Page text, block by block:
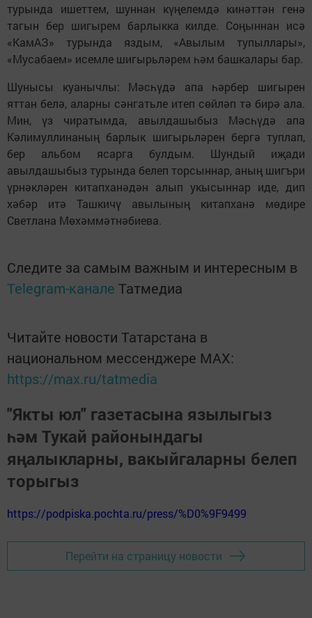
турында ишеттем, шуннан күңелемдә кинәттән генә
тагын бер шигырем барлыкка килде. Соңыннан исә
«КамАЗ» турында яздым, «Авылым тупыллары»,
«Мусабаем» исемле шигырьләрем һәм башкалары бар.
Шунысы куанычлы: Мәсһүдә апа һәрбер шигырен
яттан белә, аларны сәнгатьле итеп сөйләп тә бирә ала.
Мин, үз чиратымда, авылдашыбыз Мәсһүдә апа
Кәлимуллинаның барлык шигырьләрен бергә туплап,
бер альбом ясарга булдым. Шундый иҗади
авылдашыбыз турында белеп торсыннар, аның шигъри
үрнәкләрен китапханәдән алып укысыннар иде, дип
хәбәр итә Ташкичү авылының китапханә мөдире
Светлана Мөхәммәтнәбиева.
Следите за самым важным и интересным в
Telegram-канале Татмедиа
Читайте новости Татарстана в
национальном мессенджере MАХ:
https://max.ru/tatmedia
"Якты юл" газетасына язылыгыз
һәм Тукай районындагы
яңалыкларны, вакыйгаларны белеп
торыгыз
https://podpiska.pochta.ru/press/%D0%9F9499
Перейти на страницу новости